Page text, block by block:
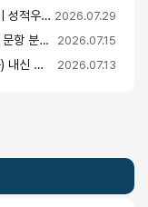
결과로 증명합니다: 명석학원 2026년 1학기 성적우수자 명단 공개 2026.07.29
2026년 경일고 1학년 1학기 영어 기말고사 문항 분석 및 총평 2026.07.15
2026 성수고3 1학기 기말 국어(화법과작문) 내신 분석 및 경향 2026.07.13